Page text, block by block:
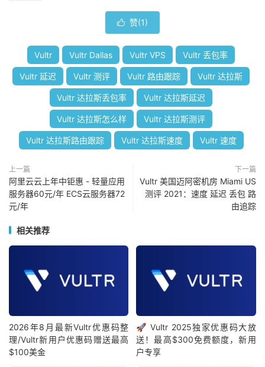
 赞(1)
Vultr Vultr Dallas Vultr VPS Vultr 丢包率
Vultr 延迟 Vultr 测评 Vultr 路由跟踪 Vultr 达拉斯
Vultr 达拉斯丢包率 Vultr 达拉斯延迟
Vultr 达拉斯怎么样 Vultr 达拉斯测评
Vultr 达拉斯路由跟踪 Vultr 达拉斯速度 Vultr 速度
上一篇
阿里云云上年中钜惠 - 轻量应用
服务器60元/年 ECS云服务器72
元/年
下一篇
Vultr 美国迈阿密机房 Miami US
测评 2021：速度 延迟 丢包 路
由追踪
相关推荐
2026年8月最新Vultr优惠码整
理/Vultr新用户优惠码赠送最高
$100美金
🚀 Vultr 2025独家优惠码大放
送！最高$300免费额度，新用
户专享